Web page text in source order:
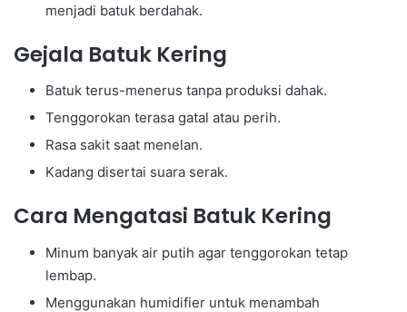
menjadi batuk berdahak.
Gejala Batuk Kering
Batuk terus-menerus tanpa produksi dahak.
Tenggorokan terasa gatal atau perih.
Rasa sakit saat menelan.
Kadang disertai suara serak.
Cara Mengatasi Batuk Kering
Minum banyak air putih agar tenggorokan tetap
lembap.
Menggunakan humidifier untuk menambah